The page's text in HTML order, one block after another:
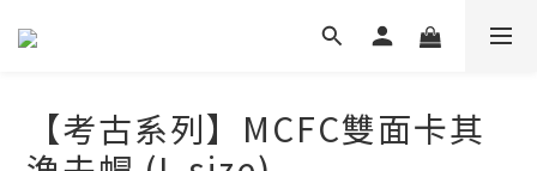
【考古系列】MCFC雙面卡其